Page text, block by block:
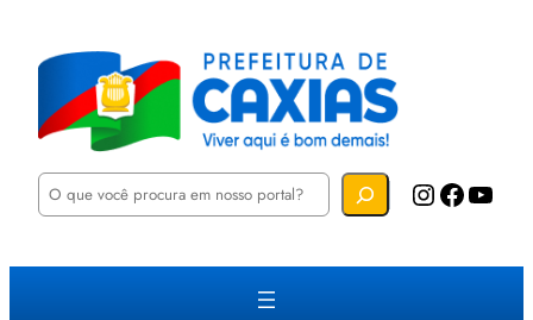
P
u
Instagram Facebook YouTube